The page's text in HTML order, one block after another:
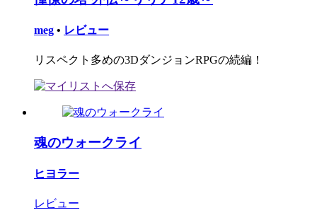
meg • レビュー
リスペクト多めの3DダンジョンRPGの続編！
魂のウォークライ
ヒヨラー
レビュー